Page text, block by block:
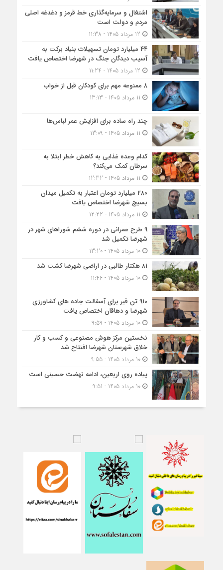
اشتغال و سرمایه‌گذاری خط قرمز و دغدغه اصلی
مردم و دولت است
۴۴ میلیارد تومان تسهیلات بنیاد برکت به
آسیب دیدگان جنگ در شهرضا اختصاص یافت
۸ ممنوعه مهم برای کودکان قبل از خواب
چند راه ساده برای افزایش عمر لباس‌ها
کدام وعده غذایی به کاهش خطر ابتلا به
سرطان کمک می‌کند؟
۲۸۰ میلیارد تومان اعتبار به تکمیل میدان
بسیج شهرضا اختصاص یافت
۹ طرح عمرانی در دوره ششم شوراهای شهر در
شهرضا تکمیل شد
10 مرداد 1405 - 13:20
۸۱ هکتار طالبی در اراضی شهرضا کشت شد
10 مرداد 1405 - 11:46
۹۱۰ تن قیر برای آسفالت جاده های کشاورزی
شهرضا و دهاقان اختصاص یافت
10 مرداد 1405 - 9:59
نخستین مرکز هوش مصنوعی و کسب‌ و کار
خلاق شهرستان شهرضا افتتاح شد
10 مرداد 1405 - 9:55
پیاده روی اربعین، ادامه نهضت حسینی است
10 مرداد 1405 - 9:51